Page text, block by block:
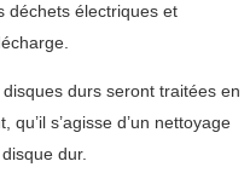
déchets électriques et
durs seront traitées en
s’agisse d’un nettoyage
dur.